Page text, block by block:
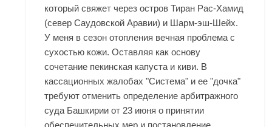
который свяжет через остров Тиран Рас-Хамид
(север Саудовской Аравии) и Шарм-эш-Шейх.
У меня в сезон отопления вечная проблема с
сухостью кожи. Оставляя как основу
сочетание пекинская капуста и киви. В
кассационных жалобах "Система" и ее "дочка"
требуют отменить определение арбитражного
суда Башкирии от 23 июня о принятии